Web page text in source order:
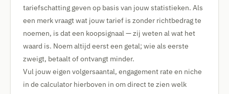
tariefschatting geven op basis van jouw statistieken. Als
een merk vraagt wat jouw tarief is zonder richtbedrag te
noemen, is dat een koopsignaal — zij weten al wat het
waard is. Noem altijd eerst een getal; wie als eerste
zweigt, betaalt of ontvangt minder.
Vul jouw eigen volgersaantal, engagement rate en niche
in de calculator hierboven in om direct te zien welk